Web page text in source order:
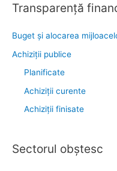
Transparenţă
Buget și alocarea
Achiziţii publice
Planificate
Achiziții curente
Achiziții finisate
Sectorul obştesc